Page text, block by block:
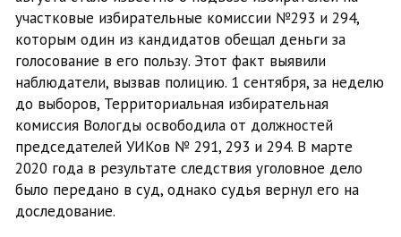
участковые избирательные комиссии №293 и 294,
которым один из кандидатов обещал деньги за
голосование в его пользу. Этот факт выявили
наблюдатели, вызвав полицию. 1 сентября, за неделю
до выборов, Территориальная избирательная
комиссия Вологды освободила от должностей
председателей УИКов № 291, 293 и 294. В марте
2020 года в результате следствия уголовное дело
было передано в суд, однако судья вернул его на
доследование.